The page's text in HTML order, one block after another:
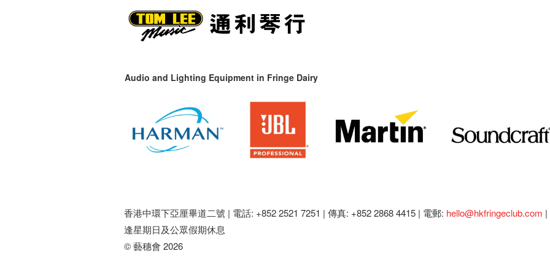
Audio and Lighting Equipment in Fringe Dairy
香港中環下亞厘畢道二號 | 電話: +852 2521 7251 | 傳真: +852 2868 4415 | 電郵: hello@hkfringeclub.com |
逢星期日及公眾假期休息
© 藝穗會 2026